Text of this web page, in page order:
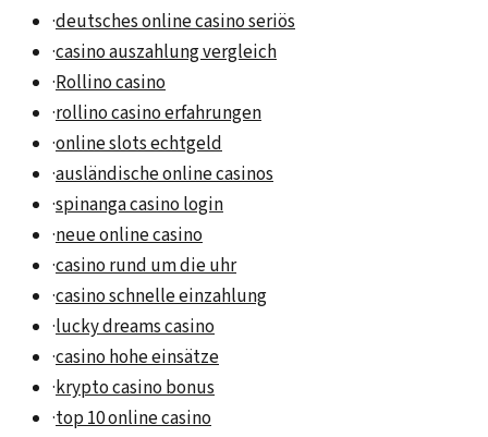
·deutsches online casino seriös
·casino auszahlung vergleich
·Rollino casino
·rollino casino erfahrungen
·online slots echtgeld
·ausländische online casinos
·spinanga casino login
·neue online casino
·casino rund um die uhr
·casino schnelle einzahlung
·lucky dreams casino
·casino hohe einsätze
·krypto casino bonus
·top 10 online casino